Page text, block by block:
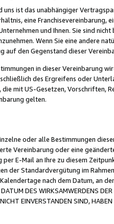
uns ist das unabhängiger
eine Franchisevereinbarung,
und Ihnen. Sie sind
Wenn Sie eine andere
auf den Gegenstand dieser
in dieser Vereinbarung
des Ergreifens oder
mit US-Gesetzen, Vorschriften,
gelten.
oder alle Bestimmungen
Vereinbarung oder eine
per E-Mail an Ihre zu diesem
der Standardvergütung im
nach dem Datum, an
DES WIRKSAMWERDENS
EINVERSTANDEN SIND,